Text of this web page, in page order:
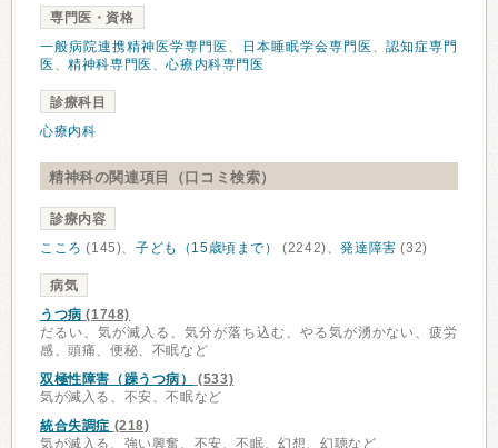
専門医・資格
一般病院連携精神医学専門医 、 日本睡眠学会専門医 、認知症専門
医 、精神科専門医 、心療内科専門医
診療科目
心療内科
精神科の関連項目（口コミ検索）
診療内容
こころ (145)、子ども（15歳頃まで） (2242)、発達障害 (32)
病気
うつ病 (1748)
だるい、気が滅入る、気分が落ち込む、やる気が湧かない、疲労
感、頭痛、便秘、不眠など
双極性障害（躁うつ病）
(533)
気が滅入る、不安、不眠など
統合失調症 (218)
気が滅入る、強い興奮、不安、不眠、幻想、幻聴など